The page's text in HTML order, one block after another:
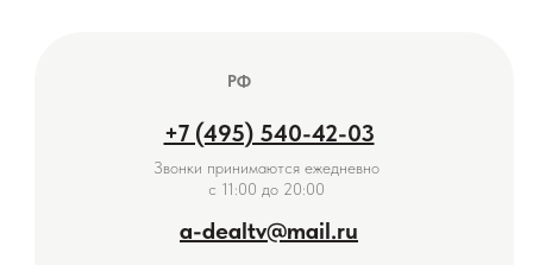
+7 (495) 540-42-03
a-dealtv@mail.ru
Звонки принимаются ежедневно
с 11:00 до 20:00
РФ